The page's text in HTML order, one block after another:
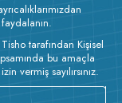
tarafından Kişisel
bu amaçla
vermiş sayılırsınız.